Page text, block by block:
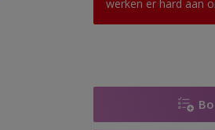
werken er hard aan